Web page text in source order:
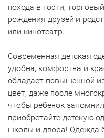
похода в гости,
рождения друзей и
или кинотеатр.
Современная детская
удобна, комфортна и
обладает повышенной
цвет, даже после
чтобы ребенок
приобретайте детскую
школы и двора! Одежда